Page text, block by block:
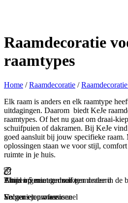
Raamdecoratie
raamtypes
Home / Raamdecoratie /
Elk raam is anders en elk raamtype
uitdagingen. Daarom biedt KeJe
raamtypes. Of het nu gaat om draai-
schuifpuien of dakramen. Bij KeJe
goed aansluit bij jouw specifieke raam.
oplossingen staan we voor stijl,
ruimte in je huis.
Binnen 5 minuten zelf gemonteerd
En genieten maar
Thuis ingemeten door een dealer in de
Secuur en professioneel
Altijd op maat gemaakt
Volgens jouw wensen
Snel geleverd
Zorgeloos en snel